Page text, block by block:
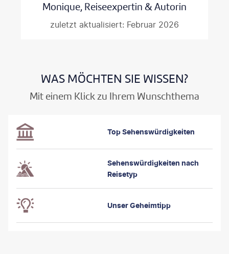
Monique, Reiseexpertin & Autorin
zuletzt aktualisiert: Februar 2026
WAS MÖCHTEN SIE WISSEN?
Mit einem Klick zu Ihrem Wunschthema
Top Sehenswürdigkeiten
Sehenswürdigkeiten nach
Reisetyp
Unser Geheimtipp